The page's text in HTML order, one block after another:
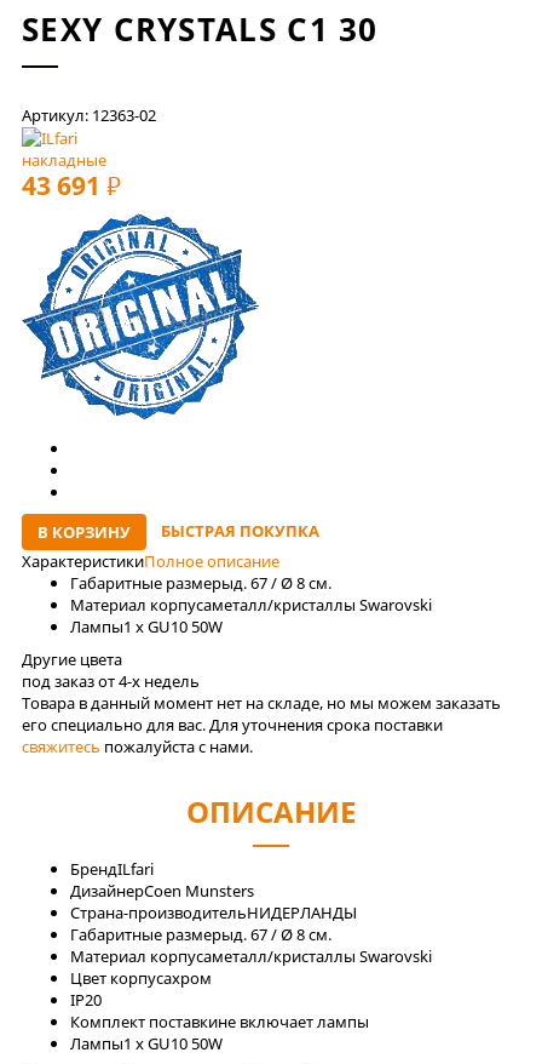
SEXY CRYSTALS C1 30
Артикул: 12363-02
накладные
43 691 РУБ
В КОРЗИНУ
БЫСТРАЯ ПОКУПКА
ХарактеристикиПолное описание
Габаритные размерыд. 67 / Ø 8 см.
Материал корпусаметалл/кристаллы Swarovski
Лaмпы1 x GU10 50W
Другие цвета
под заказ от 4-x недель
Товара в данный момент нет на складе, но мы можем заказать
его специально для вас. Для уточнения срока поставки
свяжитесь пожалуйста с нами.
ОПИСАНИЕ
БрендILfari
ДизайнерCoen Munsters
Страна-производительНИДЕРЛАНДЫ
Габаритные размерыд. 67 / Ø 8 см.
Материал корпусаметалл/кристаллы Swarovski
Цвет корпусахром
IP20
Комплект поставкине включает лампы
Лaмпы1 x GU10 50W